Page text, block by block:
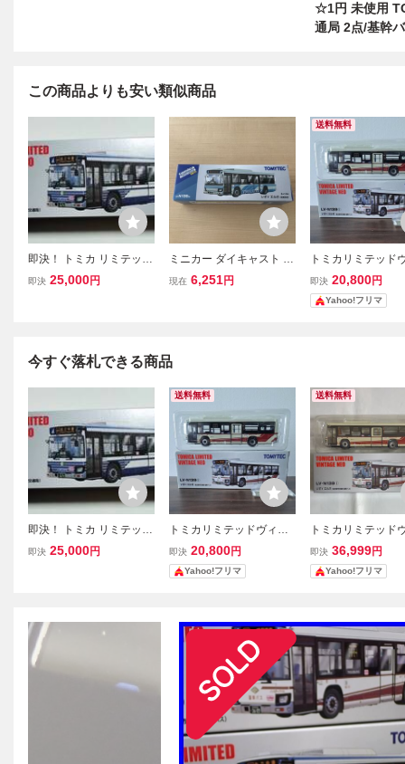
☆1円 未使用
通局 2点/基幹
この商品よりも安い類似商品
即決！ トミカ リミテッド
ヴィンテージ ネオ LV-N1
即決 25,000円
ミニカー ダイキャスト to
mica LIMITED VINTAGE
現在 6,251円
送料無料
トミカリミテッド
テージ NEO LV-
すゞ エルガ 名古屋
局 基幹バス
即決 20,800円
Yahoo!フリマ
今すぐ落札できる商品
即決！ トミカ リミテッド
ヴィンテージ ネオ LV-N1
即決 25,000円
送料無料
トミカリミテッドヴィン
テージ NEO LV-N139 い
すゞ エルガ 名古屋市交通
局 基幹バス
即決 20,800円
Yahoo!フリマ
送料無料
トミカリミテッド
テージ ネオ LV-
すゞエルガ 名古屋
局 (基幹バス) [トミ
即決 36,999円
Yahoo!フリマ